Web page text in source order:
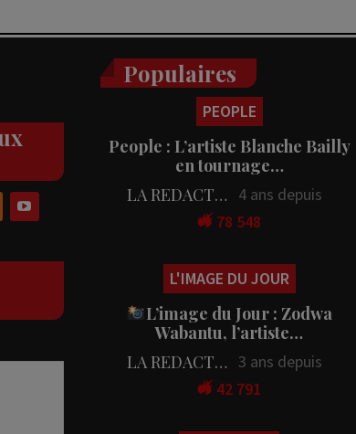
Populaires
PEOPLE
People : L’artiste Blanche Bailly
en tournage…
LA REDACTION
4 ans depuis
78 548
L'IMAGE DU JOUR
L’image du Jour : Zodwa
Wabantu, l’artiste…
LA REDACTION 3 ans depuis
42 791